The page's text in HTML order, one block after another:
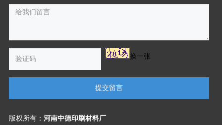
换一张
提交留言
版权所有： 河南中德印刷材料厂